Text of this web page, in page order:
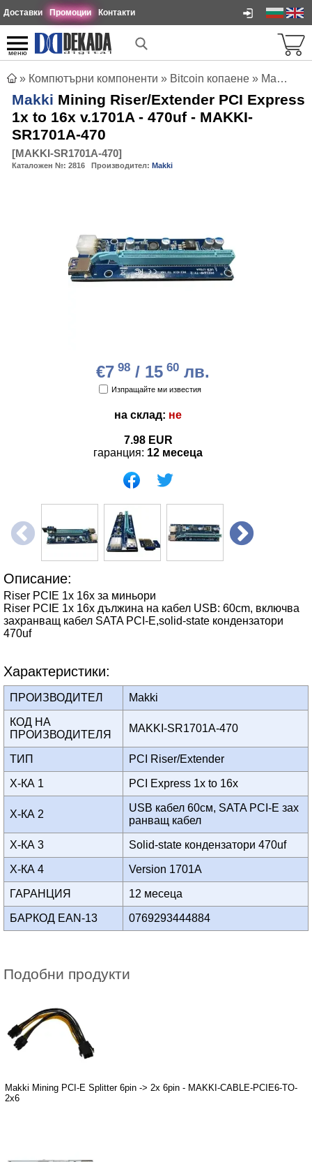
Доставки Промоции Контакти
меню
» Компютърни компоненти » Bitcoin копаене » Makki Mining Riser/Extender PCI Express 1x to 16x v.1701A - 470uf - MAKKI-SR1701A-470
Makki Mining Riser/Extender PCI Express
1x to 16x v.1701A - 470uf - MAKKI-
SR1701A-470
[MAKKI-SR1701A-470]
Каталожен №: 2816 Производител: Makki
€798/ 15 60лв.
Изпращайте ми известия
на склад: не
7.98 EUR
гаранция: 12 месеца
Описание:
Riser PCIE 1x 16x за миньори
Riser PCIE 1x 16x дължина на кабел USB: 60cm, включва
захранващ кабел SATA PCI-E,solid-state кондензатори
470uf
Характеристики:
ПРОИЗВОДИТЕЛ Makki
КОД НА
ПРОИЗВОДИТЕЛЯ
MAKKI-SR1701A-470
ТИП PCI Riser/Extender
Х-КА 1 PCI Express 1x to 16x
Х-КА 2
USB кабел 60см, SATA PCI-E зах
ранващ кабел
Х-КА 3 Solid-state кондензатори 470uf
Х-КА 4 Version 1701A
ГАРАНЦИЯ 12 месеца
БАРКОД EAN-13 0769293444884
Подобни продукти
Makki Mining PCI-E Splitter 6pin -> 2x 6pin - MAKKI-CABLE-PCIE6-TO-
2x6